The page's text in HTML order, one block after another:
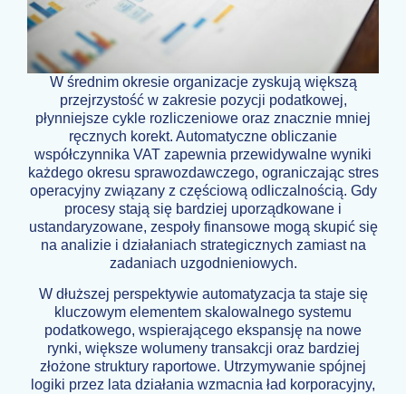
W średnim okresie organizacje zyskują większą
przejrzystość w zakresie pozycji podatkowej,
płynniejsze cykle rozliczeniowe oraz znacznie mniej
ręcznych korekt. Automatyczne obliczanie
współczynnika VAT zapewnia przewidywalne wyniki
każdego okresu sprawozdawczego, ograniczając stres
operacyjny związany z częściową odliczalnością. Gdy
procesy stają się bardziej uporządkowane i
ustandaryzowane, zespoły finansowe mogą skupić się
na analizie i działaniach strategicznych zamiast na
zadaniach uzgodnieniowych.
W dłuższej perspektywie automatyzacja ta staje się
kluczowym elementem skalowalnego systemu
podatkowego, wspierającego ekspansję na nowe
rynki, większe wolumeny transakcji oraz bardziej
złożone struktury raportowe. Utrzymywanie spójnej
logiki przez lata działania wzmacnia ład korporacyjny,